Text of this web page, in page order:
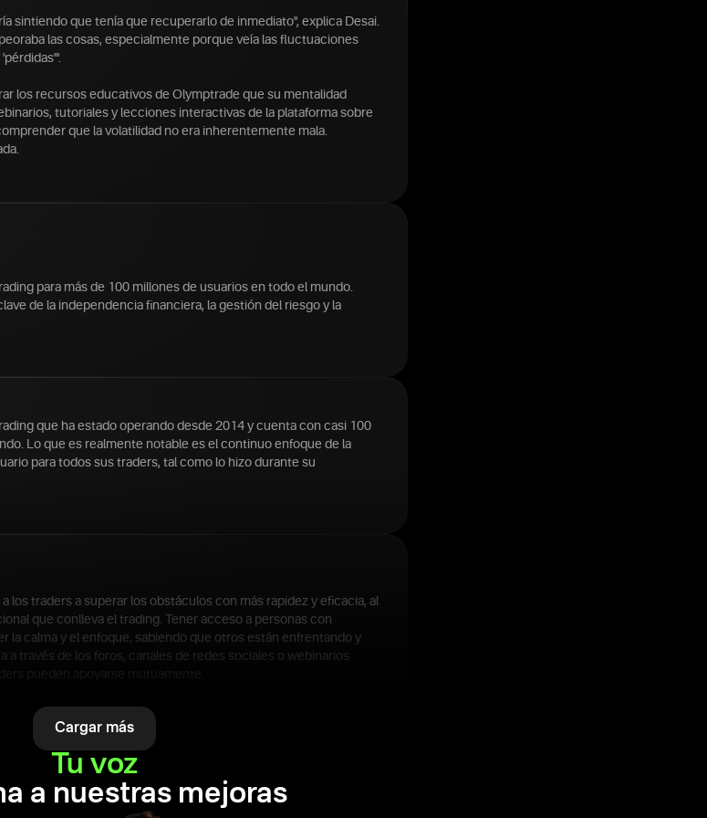
sintiendo que tenía que recuperarlo de inmediato", explica Desai.
las cosas, especialmente porque veía las fluctuaciones
los recursos educativos de Olymptrade que su mentalidad
tutoriales y lecciones interactivas de la plataforma sobre
que la volatilidad no era inherentemente mala.
para más de 100 millones de usuarios en todo el mundo.
de la independencia financiera, la gestión del riesgo y la
que ha estado operando desde 2014 y cuenta con casi 100
Lo que es realmente notable es el continuo enfoque de la
para todos sus traders, tal como lo hizo durante su
los traders a superar los obstáculos con más rapidez y eficacia, al
que conlleva el trading. Tener acceso a personas con
la calma y el enfoque, sabiendo que otros están enfrentando y
a través de los foros, canales de redes sociales o webinarios
Cargar más
Tu voz
a nuestras mejoras